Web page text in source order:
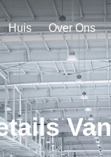
Huis Over Ons